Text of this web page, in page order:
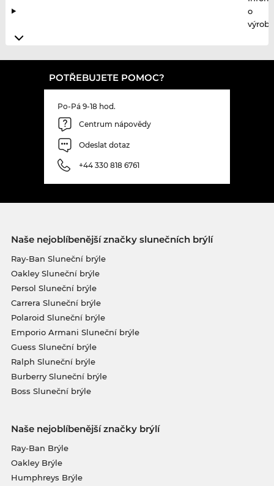
o
POTŘEBUJETE POMOC?
Po-Pá 9-18 hod.
Centrum nápovědy
Odeslat dotaz
+44 330 818 6761
Naše nejoblíbenější značky slunečních brýlí
Ray-Ban Sluneční brýle
Oakley Sluneční brýle
Persol Sluneční brýle
Carrera Sluneční brýle
Polaroid Sluneční brýle
Emporio Armani Sluneční brýle
Guess Sluneční brýle
Ralph Sluneční brýle
Burberry Sluneční brýle
Boss Sluneční brýle
Naše nejoblíbenější značky brýlí
Ray-Ban Brýle
Oakley Brýle
Humphreys Brýle